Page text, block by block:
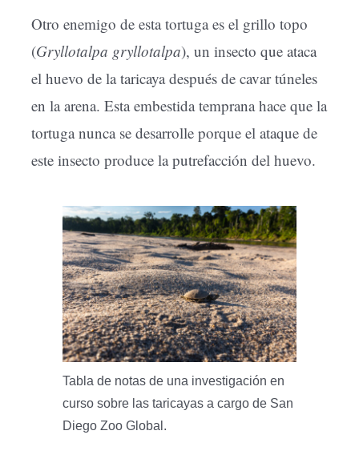
Otro enemigo de esta tortuga es el grillo topo
(Gryllotalpa gryllotalpa), un insecto que ataca
el huevo de la taricaya después de cavar túneles
en la arena. Esta embestida temprana hace que la
tortuga nunca se desarrolle porque el ataque de
este insecto produce la putrefacción del huevo.
Tabla de notas de una investigación en
curso sobre las taricayas a cargo de San
Diego Zoo Global.